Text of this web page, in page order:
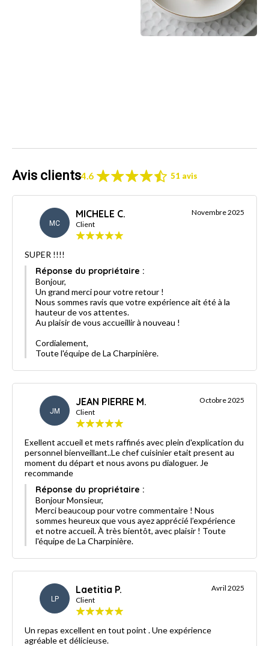
Avis clients4.6 51 avis
MC
MICHELE C.
Client
Novembre 2025
SUPER !!!!
Réponse du propriétaire :
Bonjour,
Un grand merci pour votre retour !
Nous sommes ravis que votre expérience ait été à la
hauteur de vos attentes.
Au plaisir de vous accueillir à nouveau !
Cordialement,
Toute l'équipe de La Charpinière.
JM
JEAN PIERRE M.
Client
Octobre 2025
Exellent accueil et mets raffinés avec plein d'explication du
personnel bienveillant..Le chef cuisinier etait present au
moment du départ et nous avons pu dialoguer. Je
recommande
Réponse du propriétaire :
Bonjour Monsieur,
Merci beaucoup pour votre commentaire ! Nous
sommes heureux que vous ayez apprécié l’expérience
et notre accueil. À très bientôt, avec plaisir ! Toute
l'équipe de La Charpinière.
LP
Laetitia P.
Client
Avril 2025
Un repas excellent en tout point . Une expérience
agréable et délicieuse.